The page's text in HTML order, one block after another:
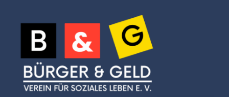
Inhalt
springen